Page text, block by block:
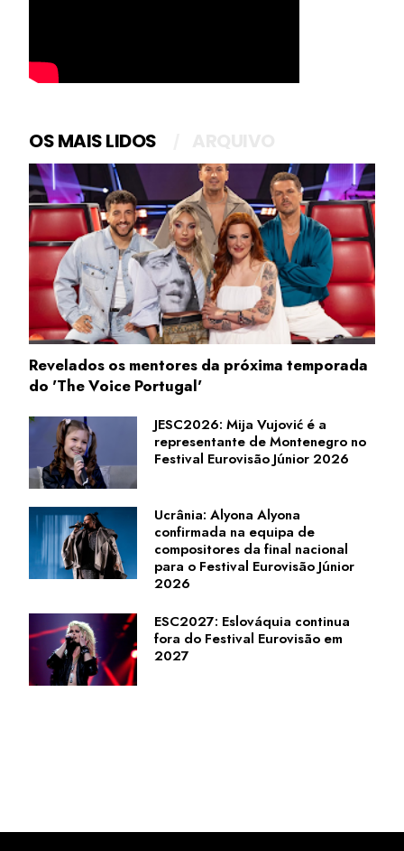
OS MAIS LIDOS
Revelados os mentores da próxima temporada
do 'The Voice Portugal'
JESC2026: Mija Vujović é a
representante de Montenegro no
Festival Eurovisão Júnior 2026
Ucrânia: Alyona Alyona
confirmada na equipa de
compositores da final nacional
para o Festival Eurovisão Júnior
2026
ESC2027: Eslováquia continua
fora do Festival Eurovisão em
2027